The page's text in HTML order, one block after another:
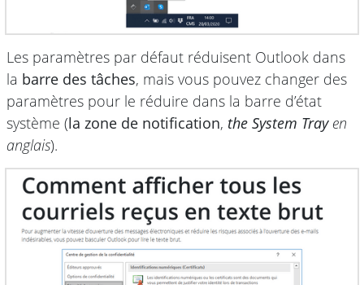
Les paramètres par défaut réduisent Outlook dans
la barre des tâches, mais vous pouvez changer des
paramètres pour le réduire dans la barre d’état
système (la zone de notification, the System Trayen
anglais).